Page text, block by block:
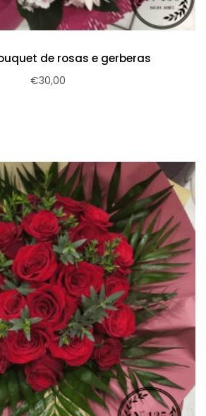
de rosas e gerberas
€30,00